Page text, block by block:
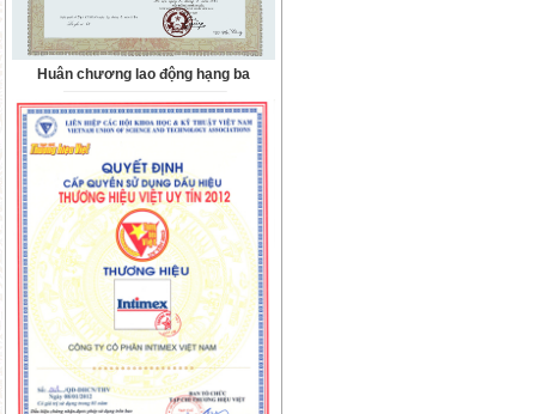
Huân chương lao động hạng ba